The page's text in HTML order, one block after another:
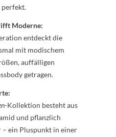
perfekt.
Moderne:
entdeckt die
mit modischem
auffälligen
getragen.
-Kollektion besteht aus
und pflanzlich
– ein Pluspunkt in einer